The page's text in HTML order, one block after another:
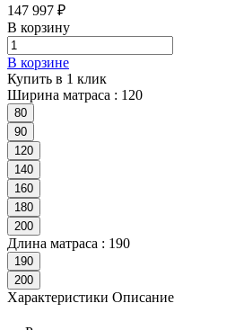
147 997 ₽
В корзину
В корзине
Купить в 1 клик
Ширина матраса : 120
80
90
120
140
160
180
200
Длина матраса : 190
190
200
Характеристики Описание